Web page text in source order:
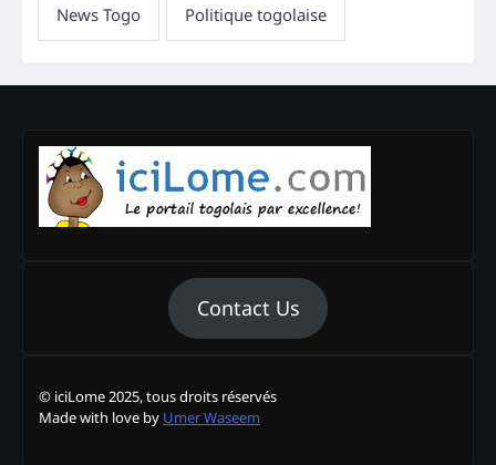
Contact Us
© iciLome 2025, tous droits réservés
Made with love by Umer Waseem